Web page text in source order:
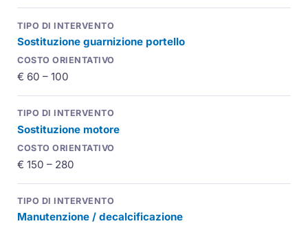
Sostituzione guarnizione portello
€ 60 – 100
Sostituzione motore
€ 150 – 280
Manutenzione / decalcificazione